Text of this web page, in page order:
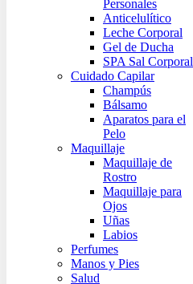
Personales
Anticelulítico
Leche Corporal
Gel de Ducha
SPA Sal Corporal
Cuidado Capilar
Champús
Bálsamo
Aparatos para el
Pelo
Maquillaje
Maquillaje de
Rostro
Maquillaje para
Ojos
Uñas
Labios
Perfumes
Manos y Pies
Salud